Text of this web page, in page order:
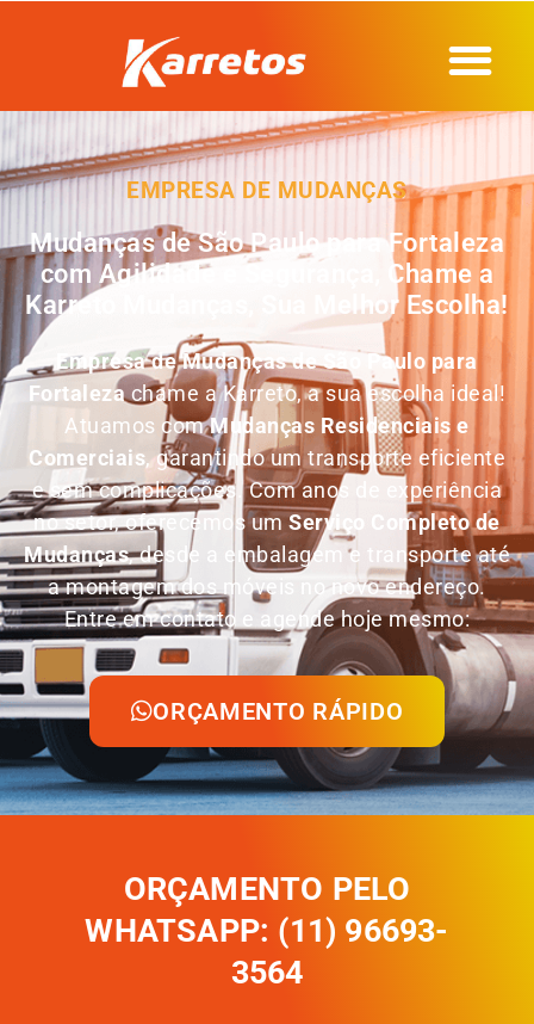
EMPRESA DE MUDANÇAS
Mudanças de São Paulo para Fortaleza
com Agilidade e Segurança, Chame a
Karreto Mudanças, Sua Melhor Escolha!
Empresa deMudanças de São Paulo para
Fortalezachame a Karreto, a sua escolha ideal!
Atuamos comMudanças Residenciais e
Comerciais, garantindo um transporte eficiente
e sem complicações. Com anos de experiência
no setor, oferecemos umServiço Completo de
Mudanças, desde a embalagem e transporte até
a montagem dos móveis no novo endereço.
Entre em contato e agende hoje mesmo:
ORÇAMENTO RÁPIDO
ORÇAMENTO PELO
WHATSAPP: (11) 96693-
3564